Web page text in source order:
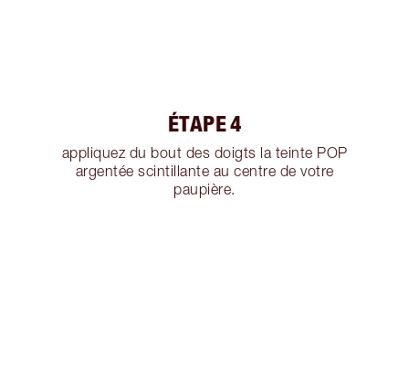
ÉTAPE 4
appliquez du bout des doigts la teinte POP
argentée scintillante au centre de votre
paupière.